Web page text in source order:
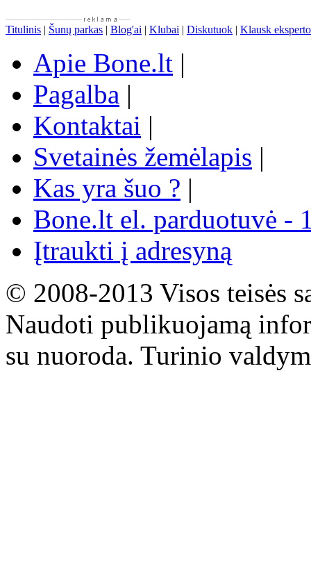
Titulinis | Šunų parkas | Blog'ai | Klubai | Diskutuok | Klausk eksperto
Apie Bone.lt |
Pagalba |
Kontaktai |
Svetainės žemėlapis |
Kas yra šuo ? |
Bone.lt el. parduotuvė -
Įtraukti į adresyną
© 2008-2013 Visos teisės
Naudoti publikuojamą
su nuoroda. Turinio